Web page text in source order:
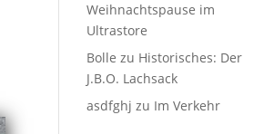
Weihnachtspause im
Ultrastore
Bolle zu Historisches: Der
J.B.O. Lachsack
asdfghj zu Im Verkehr